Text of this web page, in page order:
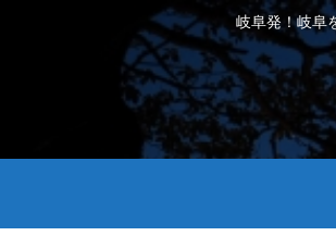
岐阜発！岐阜